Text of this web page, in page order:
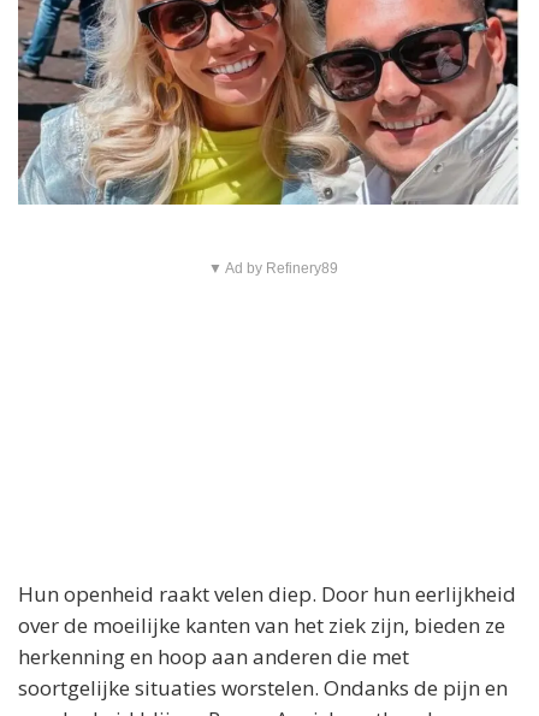
▼ Ad by Refinery89
Hun openheid raakt velen diep. Door hun eerlijkheid
over de moeilijke kanten van het ziek zijn, bieden ze
herkenning en hoop aan anderen die met
soortgelijke situaties worstelen. Ondanks de pijn en